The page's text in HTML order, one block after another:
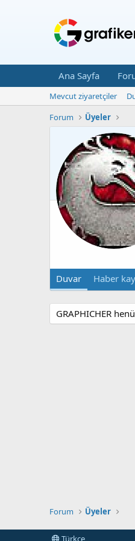
Ana Sayfa
Mevcut ziyaretçiler
Forum
Üyeler
Duvar Haber
GRAPHICHER
Forum Üyeler
Türkçe